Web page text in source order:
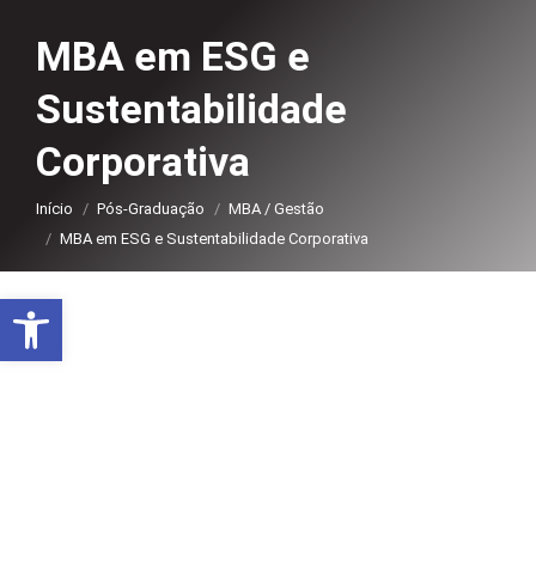
MBA em ESG e
Sustentabilidade
Corporativa
Você está aqui:
Início Pós-Graduação
MBA / Gestão
MBA em ESG e Sustentabilidade Corporativa
Abrir a barra de ferramentas